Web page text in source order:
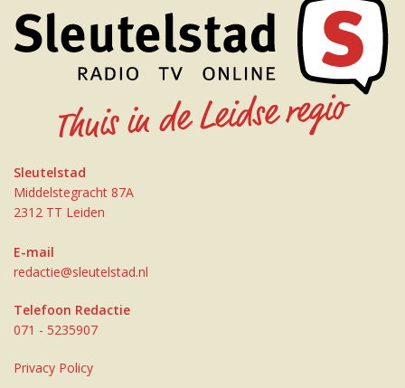
Sleutelstad
Middelstegracht 87A
2312 TT Leiden
E-mail
redactie@sleutelstad.nl
Telefoon Redactie
071 - 5235907
Privacy Policy